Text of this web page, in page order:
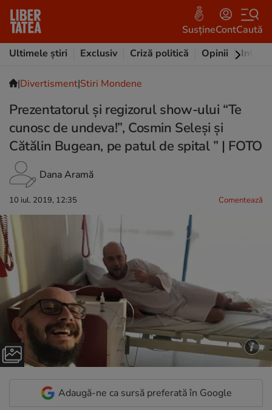
SusțineContCaută
Ultimele știri
Exclusiv Criză politică Opinii
|Divertisment|Stiri Mondene
Prezentatorul și regizorul show-ului “Te
cunosc de undeva!”, Cosmin Seleși și
Cătălin Bugean, pe patul de spital ” | FOTO
Dana Aramă
10 iul. 2019, 12:35 Comentează
Adaugă-ne ca sursă preferată în Google